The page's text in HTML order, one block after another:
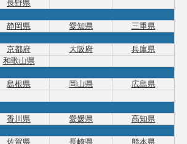
長野県
静岡県 愛知県
三重県
京都府 大阪府
兵庫県
和歌山県
島根県 岡山県
広島県
香川県 愛媛県
高知県
佐賀県 長崎県 熊本県